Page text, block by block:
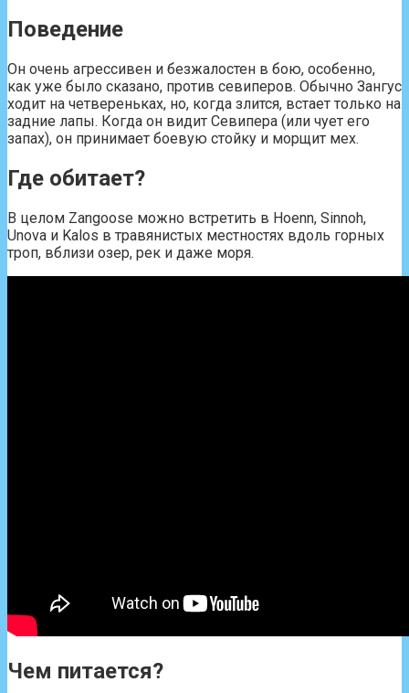
Поведение
Он очень агрессивен и безжалостен в бою, особенно,
как уже было сказано, против севиперов. Обычно Зангус
ходит на четвереньках, но, когда злится, встает только на
задние лапы. Когда он видит Севипера (или чует его
запах), он принимает боевую стойку и морщит мех.
Где обитает?
В целом Zangoose можно встретить в Hoenn, Sinnoh,
Unova и Kalos в травянистых местностях вдоль горных
троп, вблизи озер, рек и даже моря.
Чем питается?